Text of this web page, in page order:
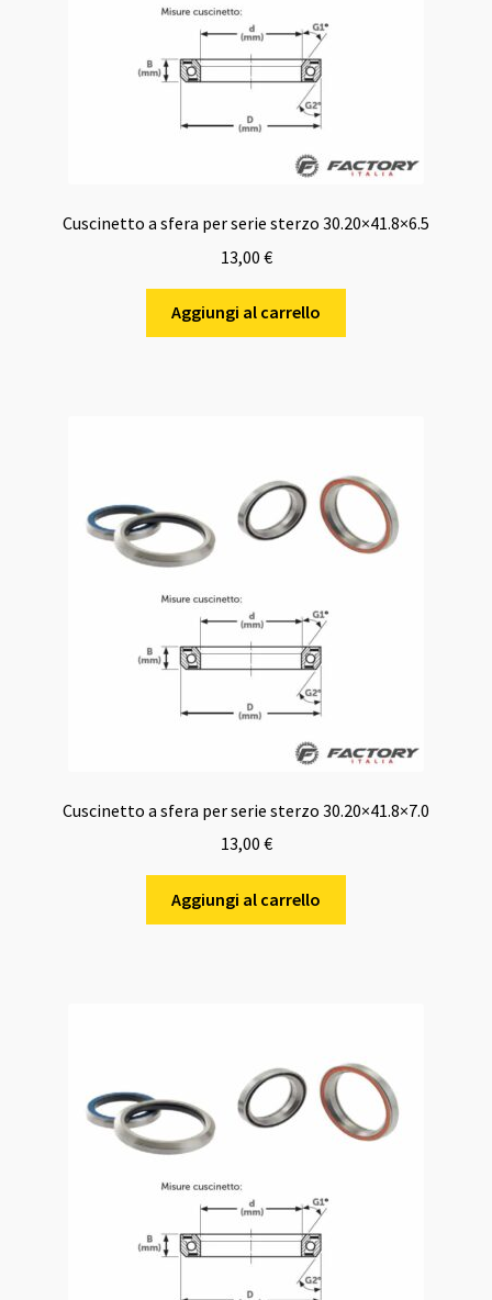
Cuscinetto a sfera per serie sterzo 30.20×41.8×6.5
13,00 €
Aggiungi al carrello
Cuscinetto a sfera per serie sterzo 30.20×41.8×7.0
13,00 €
Aggiungi al carrello